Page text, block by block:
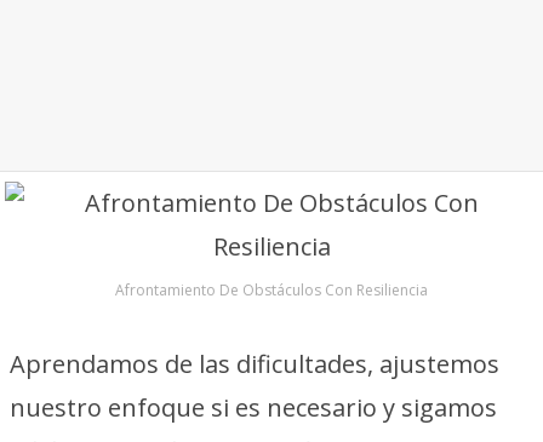
Afrontamiento De Obstáculos Con Resiliencia
Aprendamos de las dificultades, ajustemos
nuestro enfoque si es necesario y sigamos